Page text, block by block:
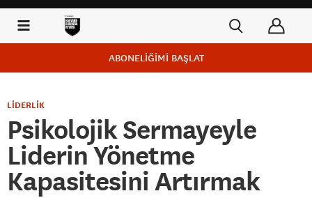
ABONELİĞİMİ BAŞLAT
LİDERLİK
Psikolojik Sermayeyle
Liderin Yönetme
Kapasitesini Artırmak